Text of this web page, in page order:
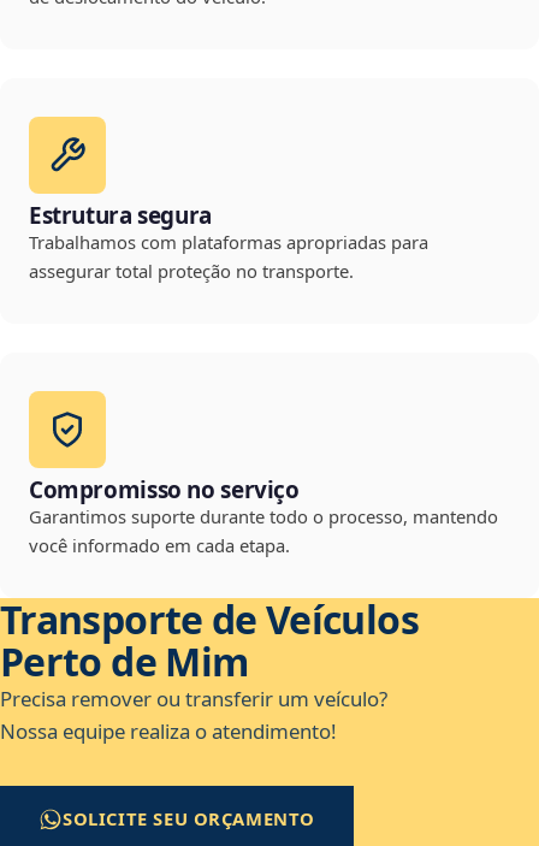
Estrutura segura
Trabalhamos com plataformas apropriadas para
assegurar total proteção no transporte.
Compromisso no serviço
Garantimos suporte durante todo o processo, mantendo
você informado em cada etapa.
Transporte de Veículos
Perto de Mim
Precisa remover ou transferir um veículo?
Nossa equipe realiza o atendimento!
SOLICITE SEU ORÇAMENTO